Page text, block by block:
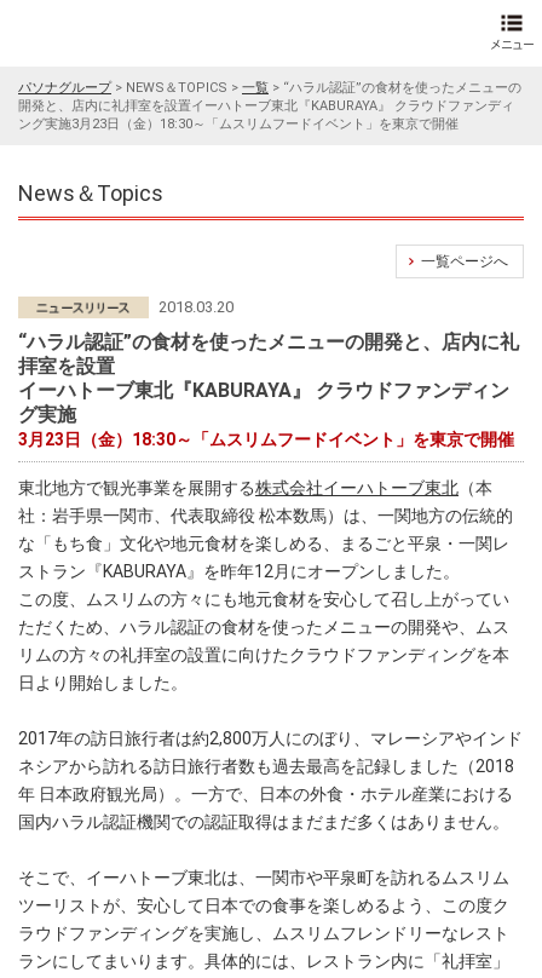
パソナグループ> NEWS＆TOPICS > 一覧 > “ハラル認証”の食材を使ったメニューの
開発と、店内に礼拝室を設置イーハトーブ東北『KABURAYA』 クラウドファンディ
ング実施3月23日（金）18:30～「ムスリムフードイベント」を東京で開催
News＆Topics
一覧ページへ
2018.03.20
“ハラル認証”の食材を使ったメニューの開発と、店内に礼
拝室を設置
イーハトーブ東北『KABURAYA』 クラウドファンディン
グ実施
3月23日（金）18:30～「ムスリムフードイベント」を東京で開催
東北地方で観光事業を展開する株式会社イーハトーブ東北 （本
社：岩手県一関市、代表取締役 松本数馬）は、一関地方の伝統的
な「もち食」文化や地元食材を楽しめる、まるごと平泉・一関レ
ストラン『KABURAYA』を昨年12月にオープンしました。
この度、ムスリムの方々にも地元食材を安心して召し上がってい
ただくため、ハラル認証の食材を使ったメニューの開発や、ムス
リムの方々の礼拝室の設置に向けたクラウドファンディングを本
日より開始しました。
2017年の訪日旅行者は約2,800万人にのぼり、マレーシアやインド
ネシアから訪れる訪日旅行者数も過去最高を記録しました（2018
年 日本政府観光局）。一方で、日本の外食・ホテル産業における
国内ハラル認証機関での認証取得はまだまだ多くはありません。
そこで、イーハトーブ東北は、一関市や平泉町を訪れるムスリム
ツーリストが、安心して日本での食事を楽しめるよう、この度ク
ラウドファンディングを実施し、ムスリムフレンドリーなレスト
ランにしてまいります。具体的には、レストラン内に「礼拝室」